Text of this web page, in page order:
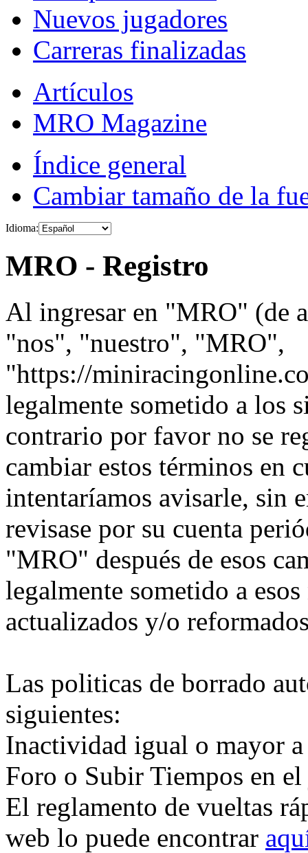
Nuevos jugadores
Carreras finalizadas
Artículos
MRO Magazine
Índice general
Cambiar tamaño de la
Idioma:
MRO - Registro
Al ingresar en "MRO" (de
"nos", "nuestro", "MRO",
"https://
legalmente sometido a los
contrario por favor no se
cambiar estos términos en
intentaríamos avisarle, sin
revisase por su cuenta
"MRO" después de esos
legalmente sometido a
actualizados y/o
Las politicas de borrado
siguientes:
Inactividad igual o mayor a
Foro o Subir Tiempos en
El reglamento de vueltas
web lo puede encontrar